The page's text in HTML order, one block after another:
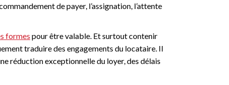
de payer, l’assignation, l’attente
formes pour être valable. Et surtout contenir
traduire des engagements du locataire. Il
réduction exceptionnelle du loyer, des délais